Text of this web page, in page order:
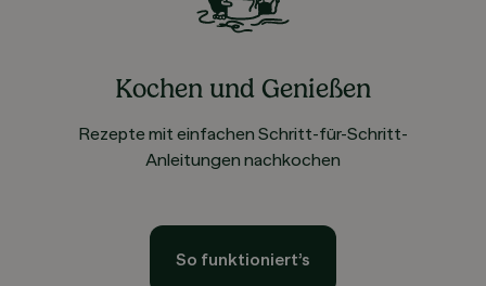
Kochen und Genießen
Rezepte mit einfachen Schritt-für-Schritt-
Anleitungen nachkochen
So funktioniert’s